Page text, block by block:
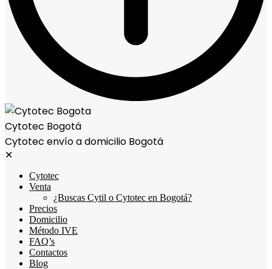
Cytotec Bogotá
Cytotec envío a domicilio Bogotá
✕
Cytotec
Venta
¿Buscas Cytil o Cytotec en Bogotá?
Precios
Domicilio
Método IVE
FAQ’s
Contactos
Blog